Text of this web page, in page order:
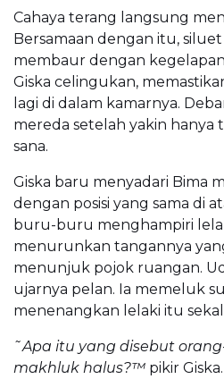
Cahaya terang langsung
Bersamaan dengan itu,
membaur dengan
Giska celingukan,
lagi di dalam kamarnya.
mereda setelah yakin hanya
sana.
Giska baru menyadari Bima
dengan posisi yang sama di
buru-buru menghampiri
menurunkan tangannya
menunjuk pojok ruangan.
ujarnya pelan. Ia memeluk
menenangkan lelaki itu
˜Apa itu yang disebut
makhluk halus?™ pikir